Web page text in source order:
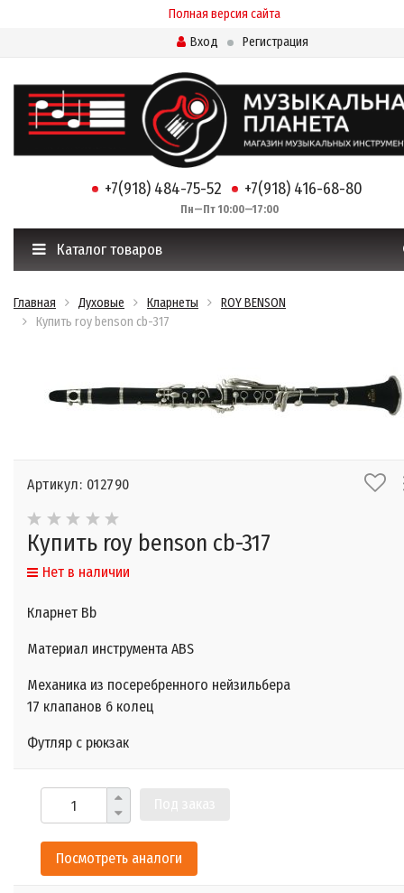
Полная версия сайта
Вход
Регистрация
+7(918) 484-75-52 +7(918) 416-68-80
Пн—Пт 10:00—17:00
Каталог товаров
Главная Духовые Кларнеты
ROY BENSON
Купить roy benson cb-317
Артикул: 012790
Купить roy benson cb-317
Нет в наличии
Кларнет Bb
Материал инструмента ABS
Механика из посеребренного нейзильбера
17 клапанов 6 колец
Футляр с рюкзак
Посмотреть аналоги